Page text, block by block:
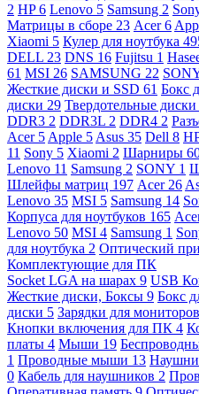
2 HP6 Lenovo 5 Samsung 2
Матрицы в сборе 23 Acer6
Xiaomi 5 Кулер для ноутбука
DELL 23 DNS 16 Fujitsu 1
61 MSI 26 SAMSUNG 22
Жесткие диски и SSD 61 Бокс
диски 29 Твердотельные диски
DDR3 2 DDR3L 2 DDR4 2
Acer 5 Apple 5 Asus 35 Dell 8
11 Sony 5 Xiaomi 2 Шарниры
Lenovo 11 Samsung 2 SONY 1
Шлейфы матриц 197 Acer 26
Lenovo 35 MSI 5 Samsung 14
Корпуса для ноутбуков 165
Lenovo 50 MSI 4 Samsung 1
для ноутбука 2 Оптический
Комплектующие для ПК
Socket LGA на шарах 9 USB
Жесткие диски, Боксы 9 Бокс
диски 5 Зарядки для
Кнопки включения для ПК 4
платы 4 Мыши 19
1 Проводные мыши 13
0 Кабель для наушников 2